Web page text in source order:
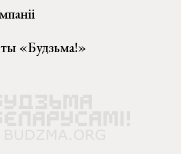
«Будзьма!»